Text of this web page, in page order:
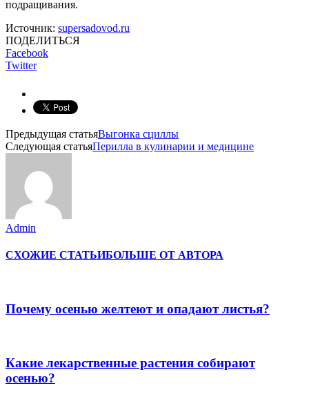
подращивания.
Источник: supersadovod.ru
ПОДЕЛИТЬСЯ
Facebook
Twitter
Предыдущая статьяВыгонка сциллы
Следующая статьяПерилла в кулинарии и медицине
Admin
СХОЖИЕ СТАТЬИБОЛЬШЕ ОТ АВТОРА
Почему осенью желтеют и опадают листья?
Какие лекарственные растения собирают
осенью?